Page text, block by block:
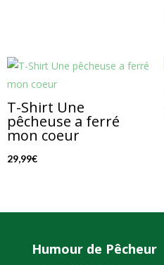
T-Shirt Une
pêcheuse a ferré
mon coeur
29,99€
Humour de Pêcheur